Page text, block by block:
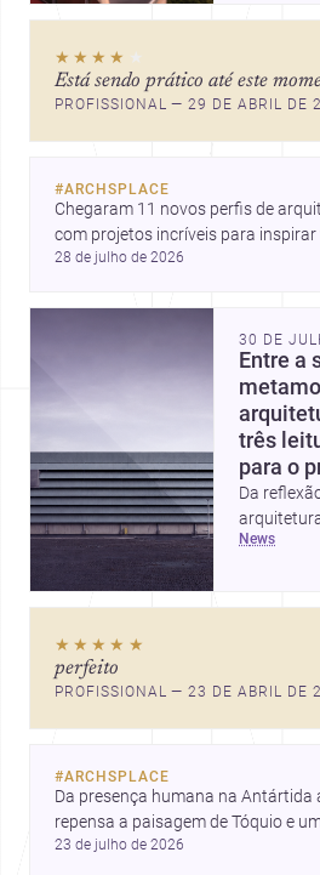
mercado
quer
★★★★ ★
Está sendo prático até este
PROFISSIONAL — 29 DE ABRIL DE
#ARCHSPLACE
Chegaram 11 novos perfis de
com projetos incríveis para inspirar
perfil e descubra novas ideias para
28 de julho de 2026
30 DE
Entre a
três
para o
Da
projetos
humana,
pensar
news
★★★★★
perfeito
PROFISSIONAL — 23 DE ABRIL DE
#ARCHSPLACE
Da presença humana na
repensa a paisagem de Tóquio e
integrada ao terreno. Descubra
23 de julho de 2026